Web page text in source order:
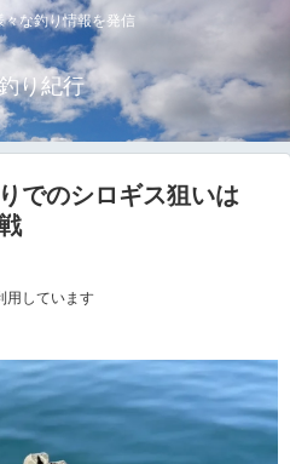
々な釣り情報を発信
り紀行
でのシロギス狙いは
用しています